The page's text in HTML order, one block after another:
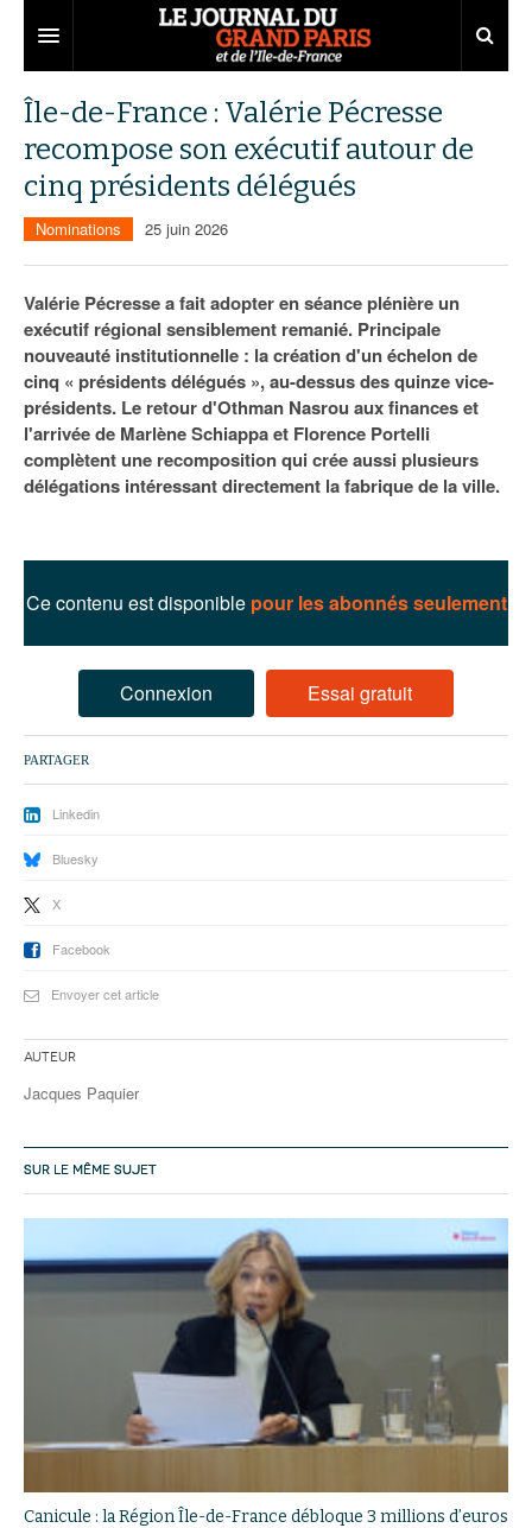
Territoires
Aménagement
Collectivités
Services urbains
Entreprises
Développement économique
Attractivité
Innovation
Transport
Marchés publics
Départements
77
78
91
92
Nominations
Portraits
Agenda
Les Assises du Grand Paris
Éditions précédentes
Le podcast
Ecouter les épisodes
Lire les résumés
Île-de-France : Valérie Pécresse
recompose son exécutif autour de
cinq présidents délégués
Nominations 25 juin 2026
Valérie Pécresse a fait adopter en séance plénière un
exécutif régional sensiblement remanié. Principale
nouveauté institutionnelle : la création d'un échelon de
cinq « présidents délégués », au-dessus des quinze vice-
présidents. Le retour d'Othman Nasrou aux finances et
l'arrivée de Marlène Schiappa et Florence Portelli
complètent une recomposition qui crée aussi plusieurs
délégations intéressant directement la fabrique de la ville.
Ce contenu est disponible pour les abonnés seulement
Connexion Essai gratuit
PARTAGER
Linkedin
Bluesky
X
Facebook
Envoyer cet article
Auteur
Jacques Paquier
SUR LE MÊME SUJET
Canicule : la Région Île-de-France débloque 3 millions d’euros